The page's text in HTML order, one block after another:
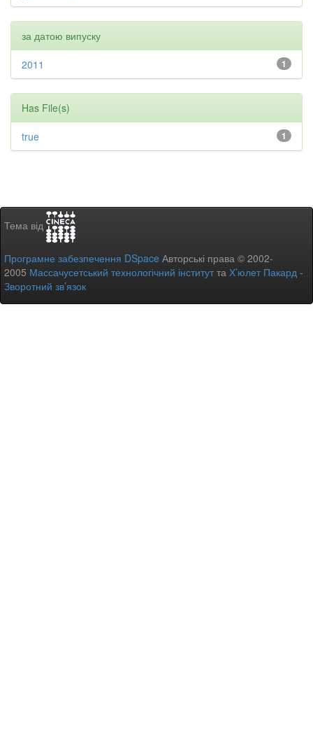
за датою випуску
1
2011
Has File(s)
1
true
Тема від
Програмне забезпечення DSpace Авторські права © 2002-
2005 Массачусетський технологічний інститутта Х’юлет Пакард -
Зворотний зв’язок